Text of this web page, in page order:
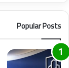
Popular Posts